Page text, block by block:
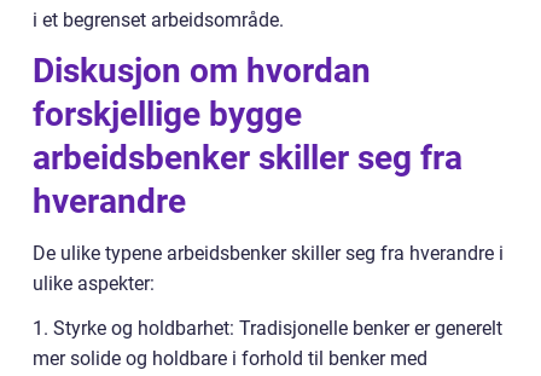
i et begrenset arbeidsområde.
Diskusjon om hvordan
forskjellige bygge
arbeidsbenker skiller seg fra
hverandre
De ulike typene arbeidsbenker skiller seg fra hverandre i
ulike aspekter:
1. Styrke og holdbarhet: Tradisjonelle benker er generelt
mer solide og holdbare i forhold til benker med